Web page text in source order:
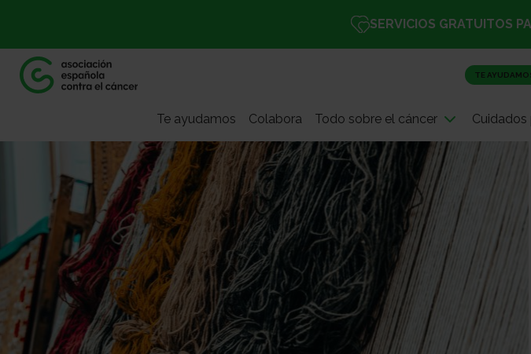
SERVICIOS GRATUITOS
TE
Te ayudamos Colabora Todo sobre el cáncer